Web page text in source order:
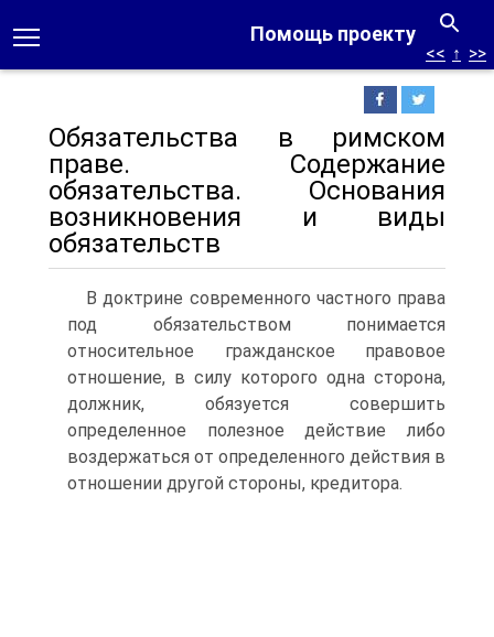
Помощь проекту
<< ↑ >>
Обязательства в римском
праве. Содержание
обязательства. Основания
возникновения и виды
обязательств
В доктрине современного частного права
под обязательством понимается
относительное гражданское правовое
отношение, в силу которого одна сторона,
должник, обязуется совершить
определенное полезное действие либо
воздержаться от определенного действия в
отношении другой стороны, кредитора.